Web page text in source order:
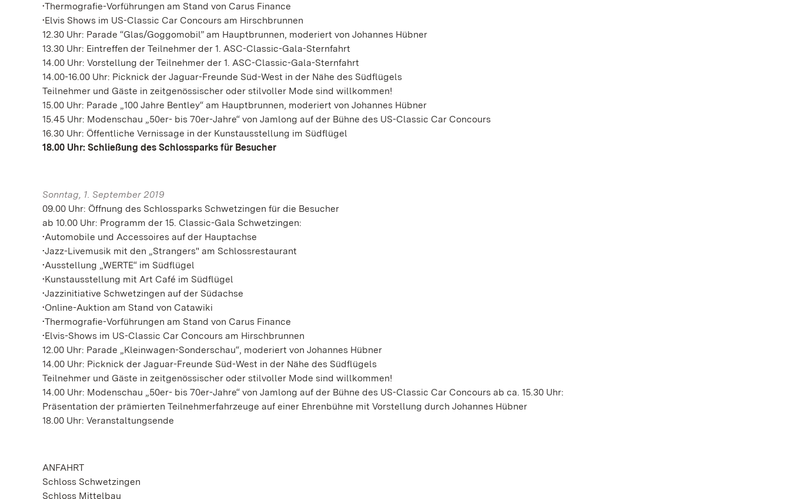
•Thermografie-Vorführungen am Stand von Carus Finance
•Elvis Shows im US-Classic Car Concours am Hirschbrunnen
12.30 Uhr: Parade “Glas/Goggomobil” am Hauptbrunnen, moderiert von Johannes Hübner
13.30 Uhr: Eintreffen der Teilnehmer der 1. ASC-Classic-Gala-Sternfahrt
14.00 Uhr: Vorstellung der Teilnehmer der 1. ASC-Classic-Gala-Sternfahrt
14.00-16.00 Uhr: Picknick der Jaguar-Freunde Süd-West in der Nähe des Südflügels
Teilnehmer und Gäste in zeitgenössischer oder stilvoller Mode sind willkommen!
15.00 Uhr: Parade „100 Jahre Bentley“ am Hauptbrunnen, moderiert von Johannes Hübner
15.45 Uhr: Modenschau „50er- bis 70er-Jahre“ von Jamlong auf der Bühne des US-Classic Car Concours
16.30 Uhr: Öffentliche Vernissage in der Kunstausstellung im Südflügel
18.00 Uhr: Schließung des Schlossparks für Besucher
Sonntag, 1. September 2019
09.00 Uhr: Öffnung des Schlossparks Schwetzingen für die Besucher
ab 10.00 Uhr: Programm der 15. Classic-Gala Schwetzingen:
•Automobile und Accessoires auf der Hauptachse
•Jazz-Livemusik mit den „Strangers" am Schlossrestaurant
•Ausstellung „WERTE“ im Südflügel
•Kunstausstellung mit Art Café im Südflügel
•Jazzinitiative Schwetzingen auf der Südachse
•Online-Auktion am Stand von Catawiki
•Thermografie-Vorführungen am Stand von Carus Finance
•Elvis-Shows im US-Classic Car Concours am Hirschbrunnen
12.00 Uhr: Parade „Kleinwagen-Sonderschau“, moderiert von Johannes Hübner
14.00 Uhr: Picknick der Jaguar-Freunde Süd-West in der Nähe des Südflügels
Teilnehmer und Gäste in zeitgenössischer oder stilvoller Mode sind willkommen!
14.00 Uhr: Modenschau „50er- bis 70er-Jahre“ von Jamlong auf der Bühne des US-Classic Car Concours ab ca. 15.30 Uhr:
Präsentation der prämierten Teilnehmerfahrzeuge auf einer Ehrenbühne mit Vorstellung durch Johannes Hübner
18.00 Uhr: Veranstaltungsende
ANFAHRT
Schloss Schwetzingen
Schloss Mittelbau